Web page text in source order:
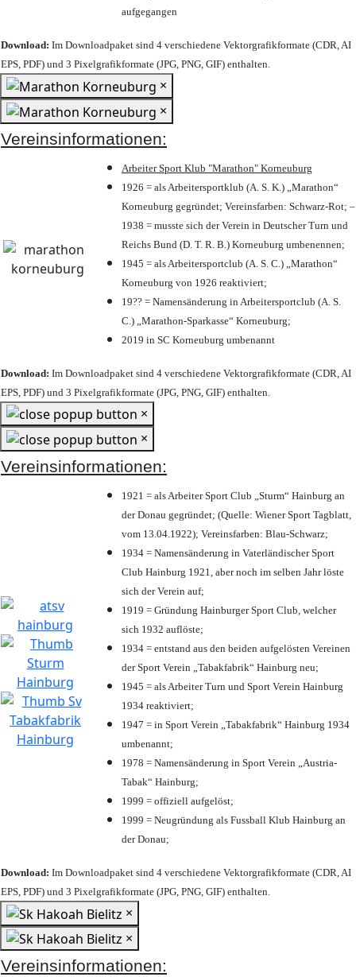
aufgegangen
Download: Im Downloadpaket sind 4 verschiedene Vektorgrafikformate (CDR, AI
EPS, PDF) und 3 Pixelgrafikformate (JPG, PNG, GIF) enthalten.
×
×
Vereinsinformationen:
Arbeiter Sport Klub "Marathon" Korneuburg
1926 = als Arbeitersportklub (A. S. K.) „Marathon“
Korneuburg gegründet; Vereinsfarben: Schwarz-Rot; –
1938 = musste sich der Verein in Deutscher Turn und
Reichs Bund (D. T. R. B.) Korneuburg umbenennen;
1945 = als Arbeitersportclub (A. S. C.) „Marathon“
Korneuburg von 1926 reaktiviert;
19?? = Namensänderung in Arbeitersportclub (A. S.
C.) „Marathon-Sparkasse“ Korneuburg;
2019 in SC Korneuburg umbenannt
Download: Im Downloadpaket sind 4 verschiedene Vektorgrafikformate (CDR, AI
EPS, PDF) und 3 Pixelgrafikformate (JPG, PNG, GIF) enthalten.
×
×
Vereinsinformationen:
1921 = als Arbeiter Sport Club „Sturm“ Hainburg an
der Donau gegründet; (Quelle: Wiener Sport Tagblatt,
vom 13.04.1922); Vereinsfarben: Blau-Schwarz;
1934 = Namensänderung in Vaterländischer Sport
Club Hainburg 1921, aber noch im selben Jahr löste
sich der Verein auf;
1919 = Gründung Hainburger Sport Club, welcher
sich 1932 auflöste;
1934 = entstand aus den beiden aufgelösten Vereinen
der Sport Verein „Tabakfabrik“ Hainburg neu;
1945 = als Arbeiter Turn und Sport Verein Hainburg
1934 reaktiviert;
1947 = in Sport Verein „Tabakfabrik“ Hainburg 1934
umbenannt;
1978 = Namensänderung in Sport Verein „Austria-
Tabak“ Hainburg;
1999 = offiziell aufgelöst;
1999 = Neugründung als Fussball Klub Hainburg an
der Donau;
Download: Im Downloadpaket sind 4 verschiedene Vektorgrafikformate (CDR, AI
EPS, PDF) und 3 Pixelgrafikformate (JPG, PNG, GIF) enthalten.
×
×
Vereinsinformationen: